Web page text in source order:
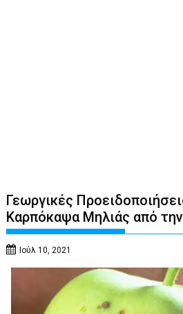
Γεωργικές
Καρπόκαψα Μηλιάς από
Ιούλ 10, 2021